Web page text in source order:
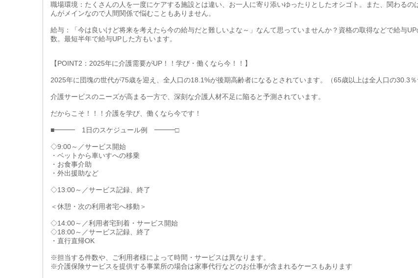
職場環境：たくさんの人を一度にケアする施設とは違い、お一人に寄り添いゆったりとしたオシゴト。また、関わるの
んがメインなので人間関係で悩むこともありません。
給与：「今は良いけど将来を考えたら今の給与だと難しいよな～」なんて思っていませんか？資格の取得などで給与
数。最短半年で給与UPした方もいます。
【POINT2：2025年に介護需要がUP！！学び・働くなら今！！】
2025年に団塊の世代が75歳を迎え、全人口の18.1%が後期高齢者になるとされています。（65歳以上は全人口の30.3％
介護サービスのニーズが高まる一方で、深刻な介護人材不足に陥ると予測されています。
だからこそ！！！介護を学び、働くなら今です！
■━━━ 1日のスケジュール例 ━━━□
◇9:00～／サービス開始
・ベットから車いすへの移乗
・お食事介助
・外出援助など
◇13:00～／サービス記録、終了
＜休憩・次の利用者宅へ移動＞
◇14:00～／利用者宅到着・サービス開始
◇18:00～／サービス記録、終了
・直行直帰OK
※担当する件数や、ご利用者様によって時間・サービスは異なります。
※介護保険サービスを提供する事業所の場合は家事代行などのお仕事が含まれるケースもあります